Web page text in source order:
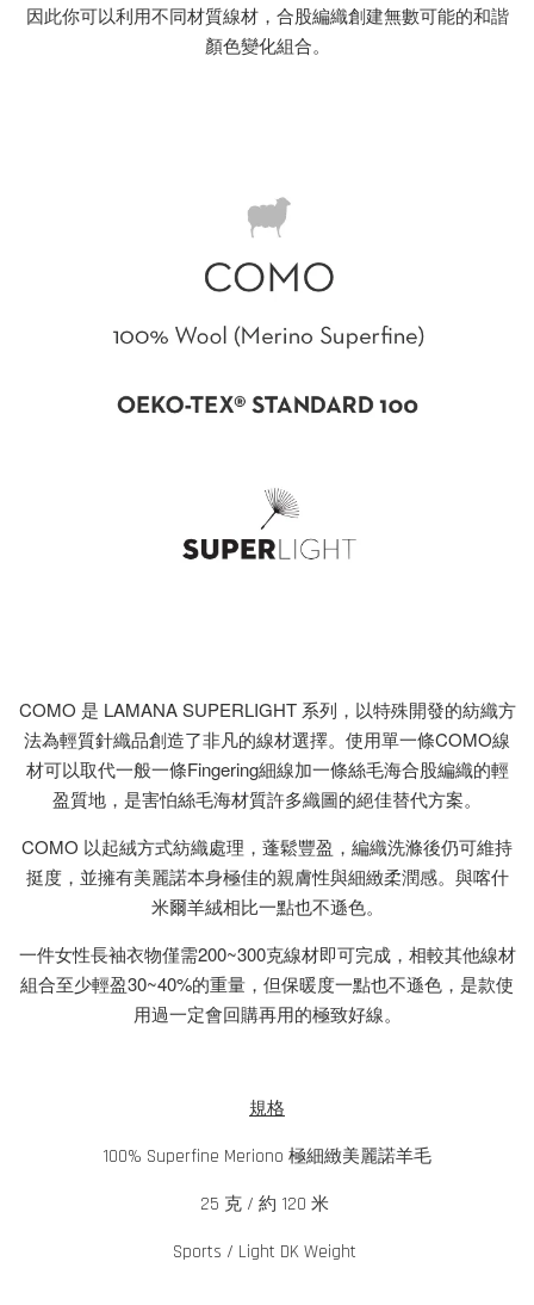
因此你可以利用不同材質線材，合股編織創建無數可能的和諧
顏色變化組合。
COMO 是 LAMANA SUPERLIGHT 系列，以特殊開發的紡織方
法為輕質針織品創造了非凡的線材選擇。使用單一條COMO線
材可以取代一般一條Fingering細線加一條絲毛海合股編織的輕
盈質地，是害怕絲毛海材質許多織圖的絕佳替代方案。
COMO 以起絨方式紡織處理，蓬鬆豐盈，編織洗滌後仍可維持
挺度，並擁有美麗諾本身極佳的親膚性與細緻柔潤感。與喀什
米爾羊絨相比一點也不遜色。
一件女性長袖衣物僅需200~300克線材即可完成，相較其他線材
組合至少輕盈30~40%的重量，但保暖度一點也不遜色，是款使
用過一定會回購再用的極致好線。
規格
100% Superfine Meriono 極細緻美麗諾羊毛
25 克 / 約 120 米
Sports / Light DK Weight